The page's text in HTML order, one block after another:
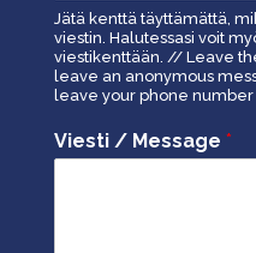
Jätä kenttä täyttämättä,
viestin. Halutessasi voit
viestikenttään. // Leave
leave an anonymous
leave your phone
Viesti / Message *